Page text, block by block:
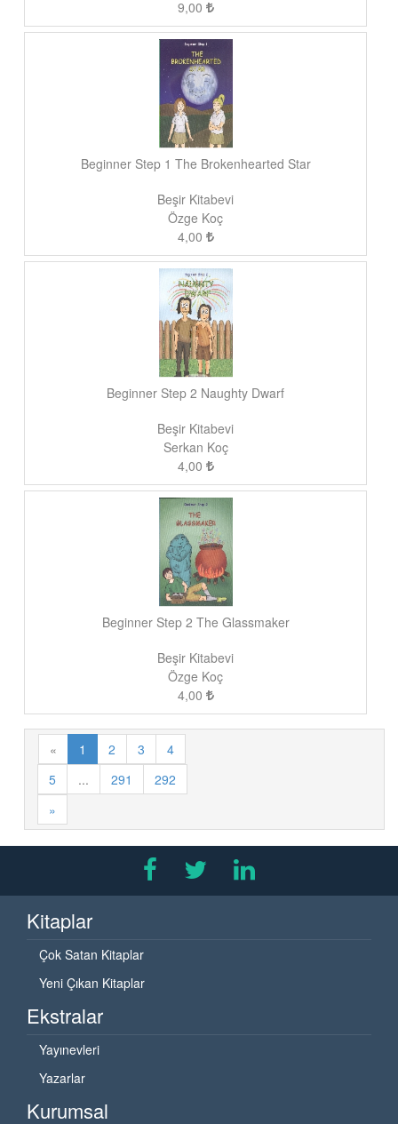
9,00
Beginner Step 1 The Brokenhearted Star
Beşir Kitabevi
Özge Koç
4,00
Beginner Step 2 Naughty Dwarf
Beşir Kitabevi
Serkan Koç
4,00
Beginner Step 2 The Glassmaker
Beşir Kitabevi
Özge Koç
4,00
« 1 2 3
4
5
... 291
292
»
Kitaplar
Çok Satan Kitaplar
Yeni Çıkan Kitaplar
Ekstralar
Yayınevleri
Yazarlar
Kurumsal